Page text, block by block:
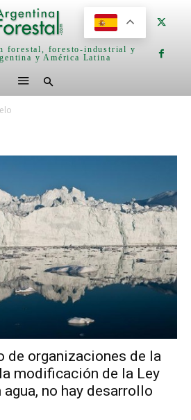
forestal, foresto-industrial y
y América Latina
de organizaciones de la
modificación de la Ley
no hay desarrollo